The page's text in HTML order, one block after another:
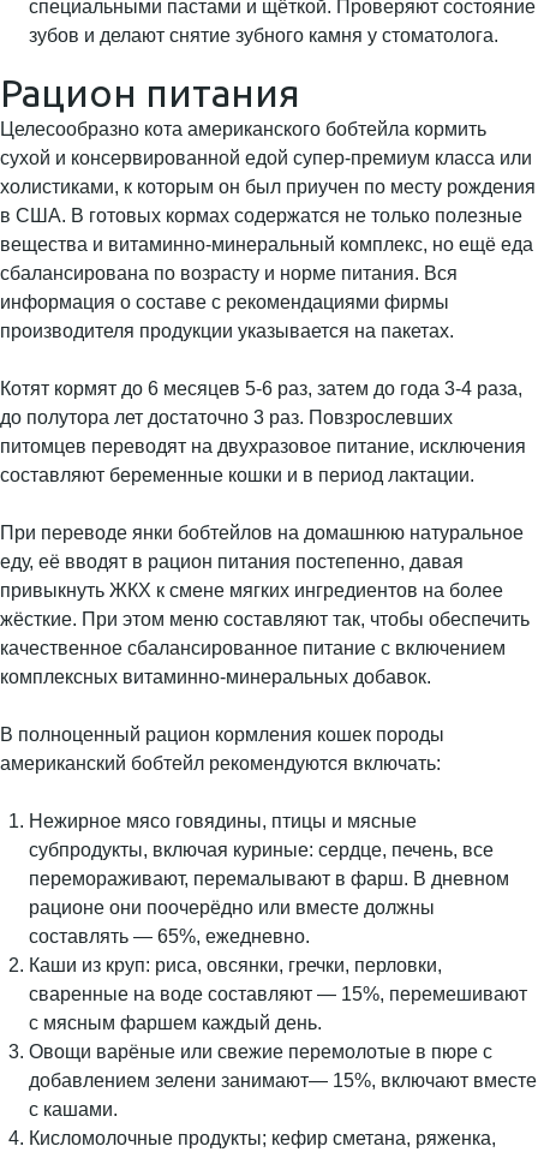
специальными пастами и щёткой. Проверяют состояние
зубов и делают снятие зубного камня у стоматолога.
Рацион питания
Целесообразно кота американского бобтейла кормить
сухой и консервированной едой супер-премиум класса или
холистиками, к которым он был приучен по месту рождения
в США. В готовых кормах содержатся не только полезные
вещества и витаминно-минеральный комплекс, но ещё еда
сбалансирована по возрасту и норме питания. Вся
информация о составе с рекомендациями фирмы
производителя продукции указывается на пакетах.
Котят кормят до 6 месяцев 5-6 раз, затем до года 3-4 раза,
до полутора лет достаточно 3 раз. Повзрослевших
питомцев переводят на двухразовое питание, исключения
составляют беременные кошки и в период лактации.
При переводе янки бобтейлов на домашнюю натуральное
еду, её вводят в рацион питания постепенно, давая
привыкнуть ЖКХ к смене мягких ингредиентов на более
жёсткие. При этом меню составляют так, чтобы обеспечить
качественное сбалансированное питание с включением
комплексных витаминно-минеральных добавок.
В полноценный рацион кормления кошек породы
американский бобтейл рекомендуются включать:
Нежирное мясо говядины, птицы и мясные
субпродукты, включая куриные: сердце, печень, все
перемораживают, перемалывают в фарш. В дневном
рационе они поочерёдно или вместе должны
составлять — 65%, ежедневно.
Каши из круп: риса, овсянки, гречки, перловки,
сваренные на воде составляют — 15%, перемешивают
с мясным фаршем каждый день.
Овощи варёные или свежие перемолотые в пюре с
добавлением зелени занимают— 15%, включают вместе
с кашами.
Кисломолочные продукты; кефир сметана, ряженка,